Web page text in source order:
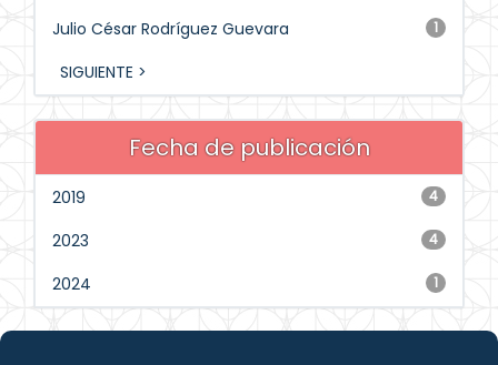
1
Julio César Rodríguez Guevara
SIGUIENTE >
Fecha de publicación
4
2019
4
2023
1
2024